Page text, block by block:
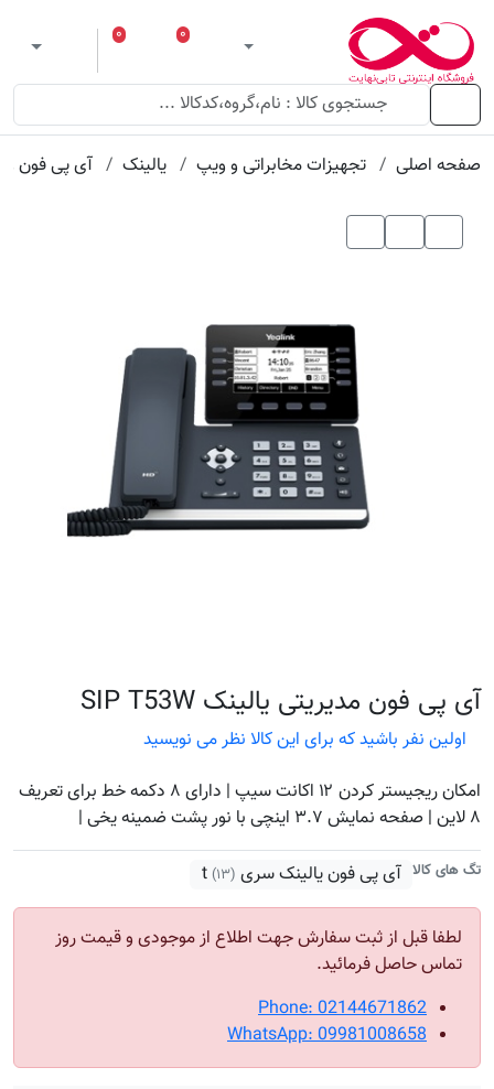
ورود لیست مورد علاقه
۰
سبد خرید
۰
منو
صفحه اصلی
تجهیزات مخابراتی و ویپ یالینک آی پی فون
آی پی فون مدیریتی یالینک SIP T53W
اولین نفر باشید که برای این کالا نظر می نویسید
امکان ریجیستر کردن ۱۲ اکانت سیپ | دارای ۸ دکمه خط برای تعریف
۸ لاین | صفحه نمایش ۳.۷ اینچی با نور پشت ضمینه یخی |
تگ های کالا آی پی فون یالینک سری t (۱۳)
لطفا قبل از ثبت سفارش جهت اطلاع از موجودی و قیمت روز
تماس حاصل فرمائید.
Phone: 02144671862
WhatsApp: 09981008658
ویژگی
ویژگی